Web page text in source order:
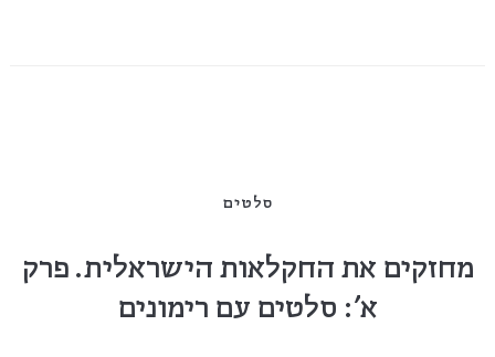
סלטים
מחזקים את החקלאות הישראלית. פרק
א': סלטים עם רימונים